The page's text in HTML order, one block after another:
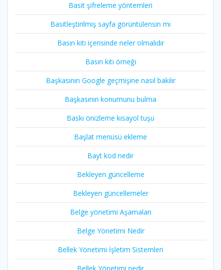
Basit şifreleme yöntemleri
Basitleştirilmiş sayfa görüntülensin mı
Basın kiti içerisinde neler olmalıdır
Basın kiti örneği
Başkasının Google geçmişine nasıl bakılır
Başkasının konumunu bulma
Baskı önizleme kısayol tuşu
Başlat menüsü ekleme
Bayt kod nedir
Bekleyen güncelleme
Bekleyen güncellemeler
Belge yönetimi Aşamaları
Belge Yönetimi Nedir
Bellek Yönetimi İşletim Sistemleri